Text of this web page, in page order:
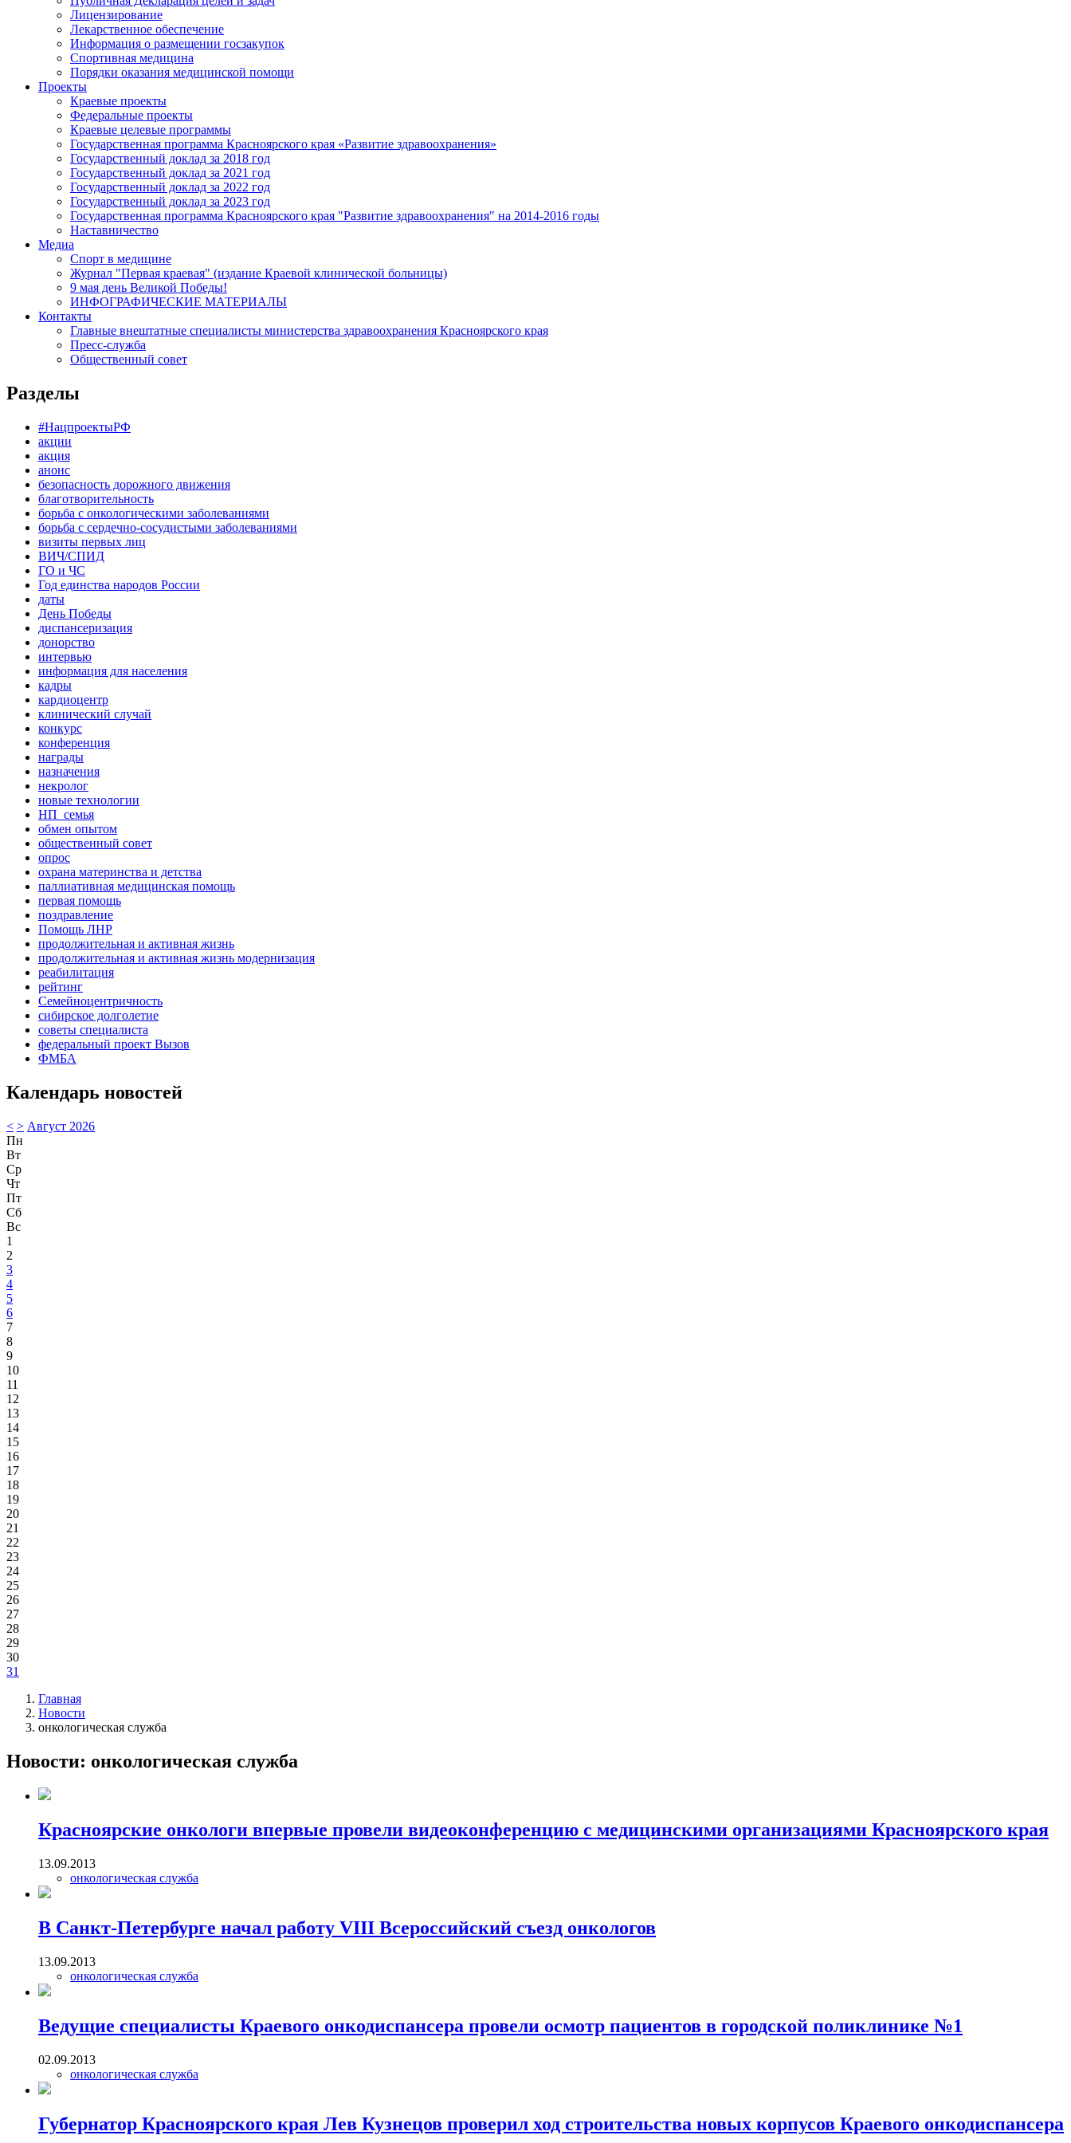
Лицензирование
Лекарственное обеспечение
Информация о размещении госзакупок
Спортивная медицина
Порядки оказания медицинской помощи
Проекты
Краевые проекты
Федеральные проекты
Краевые целевые программы
Государственная программа Красноярского края «Развитие здравоохранения»
Государственный доклад за 2018 год
Государственный доклад за 2021 год
Государственный доклад за 2022 год
Государственный доклад за 2023 год
Государственная программа Красноярского края "Развитие здравоохранения" на 2014-2016 годы
Наставничество
Медиа
Спорт в медицине
Журнал "Первая краевая" (издание Краевой клинической больницы)
9 мая день Великой Победы!
ИНФОГРАФИЧЕСКИЕ МАТЕРИАЛЫ
Контакты
Главные внештатные специалисты министерства здравоохранения Красноярского края
Пресс-служба
Общественный совет
Разделы
#НацпроектыРФ
акции
акция
анонс
безопасность дорожного движения
благотворительность
борьба с онкологическими заболеваниями
борьба с сердечно-сосудистыми заболеваниями
визиты первых лиц
ВИЧ/СПИД
ГО и ЧС
Год единства народов России
даты
День Победы
диспансеризация
донорство
интервью
информация для населения
кадры
кардиоцентр
клинический случай
конкурс
конференция
награды
назначения
некролог
новые технологии
НП_семья
обмен опытом
общественный совет
опрос
охрана материнства и детства
паллиативная медицинская помощь
первая помощь
поздравление
Помощь ЛНР
продолжительная и активная жизнь
продолжительная и активная жизнь модернизация
реабилитация
рейтинг
Семейноцентричность
сибирское долголетие
советы специалиста
федеральный проект Вызов
ФМБА
Календарь новостей
< > Август 2026
Пн
Вт
Ср
Чт
Пт
Сб
Вс
1
2
3
4
5
6
7
8
9
10
11
12
13
14
15
16
17
18
19
20
21
22
23
24
25
26
27
28
29
30
31
Главная
Новости
онкологическая служба
Новости: онкологическая служба
Красноярские онкологи впервые провели видеоконференцию с медицинскими организациями Красноярского края
13.09.2013
онкологическая служба
В Санкт-Петербурге начал работу VIII Всероссийский съезд онкологов
13.09.2013
онкологическая служба
Ведущие специалисты Краевого онкодиспансера провели осмотр пациентов в городской поликлинике №1
02.09.2013
онкологическая служба
Губернатор Красноярского края Лев Кузнецов проверил ход строительства новых корпусов Краевого онкодиспансера